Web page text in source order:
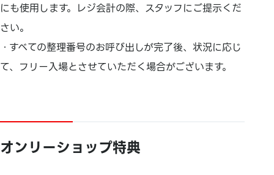
にも使用します。レジ会計の際、スタッフにご提示くだ
さい。
・すべての整理番号のお呼び出しが完了後、状況に応じ
て、フリー入場とさせていただく場合がございます。
オンリーショップ特典